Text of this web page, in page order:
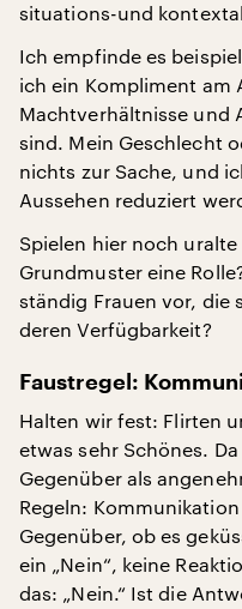
situations-und
Ich empfinde es
ich ein Kompliment am
Machtverhältnisse und
sind. Mein Geschlecht
nichts zur Sache, und
Aussehen reduziert
Spielen hier noch
Grundmuster eine
ständig Frauen vor, die
deren Verfügbarkeit?
Faustregel:
Halten wir fest: Flirten
etwas sehr Schönes.
Gegenüber als
Regeln:
Gegenüber, ob es
ein „Nein“, keine
das: „Nein.“ Ist die